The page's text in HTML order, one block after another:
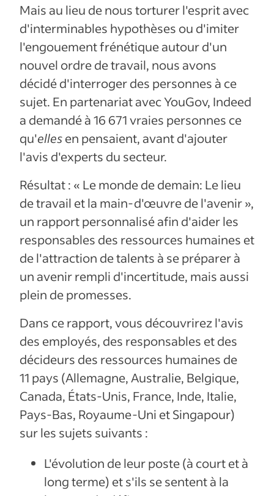
Mais au lieu de nous torturer l'esprit avec
d'interminables hypothèses ou d'imiter
l'engouement frénétique autour d'un
nouvel ordre de travail, nous avons
décidé d'interroger des personnes à ce
sujet. En partenariat avec YouGov, Indeed
a demandé à 16 671 vraies personnes ce
qu'ellesen pensaient, avant d'ajouter
l'avis d'experts du secteur.
Résultat : « Le monde de demain: Le lieu
de travail et la main-d'œuvre de l'avenir »,
un rapport personnalisé afin d'aider les
responsables des ressources humaines et
de l'attraction de talents à se préparer à
un avenir rempli d'incertitude, mais aussi
plein de promesses.
Dans ce rapport, vous découvrirez l'avis
des employés, des responsables et des
décideurs des ressources humaines de
11 pays (Allemagne, Australie, Belgique,
Canada, États-Unis, France, Inde, Italie,
Pays-Bas, Royaume-Uni et Singapour)
sur les sujets suivants :
L'évolution de leur poste (à court et à
long terme) et s'ils se sentent à la